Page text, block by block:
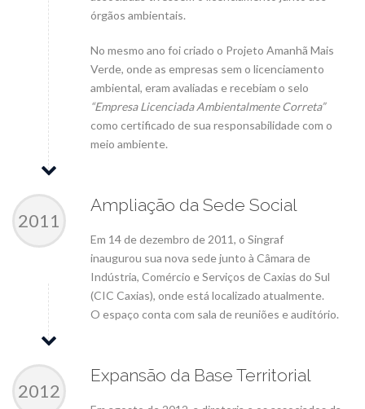
órgãos ambientais.
No mesmo ano foi criado o Projeto Amanhã Mais
Verde, onde as empresas sem o licenciamento
ambiental, eram avaliadas e recebiam o selo
“Empresa Licenciada Ambientalmente Correta”
como certificado de sua responsabilidade com o
meio ambiente.
2011
Ampliação da Sede Social
Em 14 de dezembro de 2011, o Singraf
inaugurou sua nova sede junto à Câmara de
Indústria, Comércio e Serviços de Caxias do Sul
(CIC Caxias), onde está localizado atualmente.
O espaço conta com sala de reuniões e auditório.
2012
Expansão da Base Territorial